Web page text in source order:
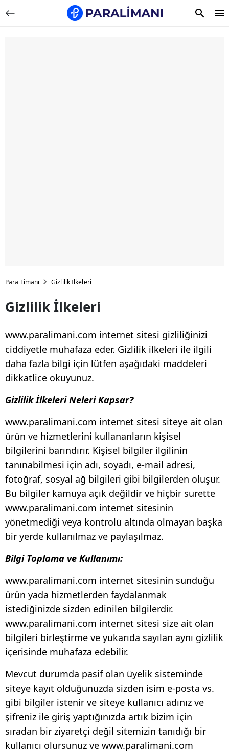
Para Limanı Gizlilik İlkeleri
Gizlilik İlkeleri
www.paralimani.com internet sitesi gizliliğinizi
ciddiyetle muhafaza eder. Gizlilik ilkeleri ile ilgili
daha fazla bilgi için lütfen aşağıdaki maddeleri
dikkatlice okuyunuz.
Gizlilik İlkeleri Neleri Kapsar?
www.paralimani.com internet sitesi siteye ait olan
ürün ve hizmetlerini kullananların kişisel
bilgilerini barındırır. Kişisel bilgiler ilgilinin
tanınabilmesi için adı, soyadı, e-mail adresi,
fotoğraf, sosyal ağ bilgileri gibi bilgilerden oluşur.
Bu bilgiler kamuya açık değildir ve hiçbir surette
www.paralimani.com internet sitesinin
yönetmediği veya kontrolü altında olmayan başka
bir yerde kullanılmaz ve paylaşılmaz.
Bilgi Toplama ve Kullanımı:
www.paralimani.com internet sitesinin sunduğu
ürün yada hizmetlerden faydalanmak
istediğinizde sizden edinilen bilgilerdir.
www.paralimani.com internet sitesi size ait olan
bilgileri birleştirme ve yukarıda sayılan aynı gizlilik
içerisinde muhafaza edebilir.
Mevcut durumda pasif olan üyelik sisteminde
siteye kayıt olduğunuzda sizden isim e-posta vs.
gibi bilgiler istenir ve siteye kullanıcı adınız ve
şifreniz ile giriş yaptığınızda artık bizim için
sıradan bir ziyaretçi değil sitemizin tanıdığı bir
kullanıcı olursunuz ve www.paralimani.com